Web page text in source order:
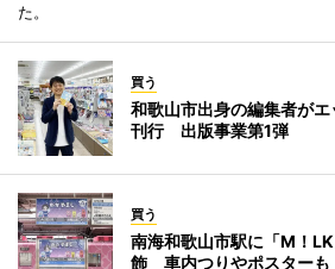
た。
買う
和歌山市出身の編集者がエ
刊行 出版事業第1弾
買う
南海和歌山市駅に「M！
飾 車内つりやポスターも